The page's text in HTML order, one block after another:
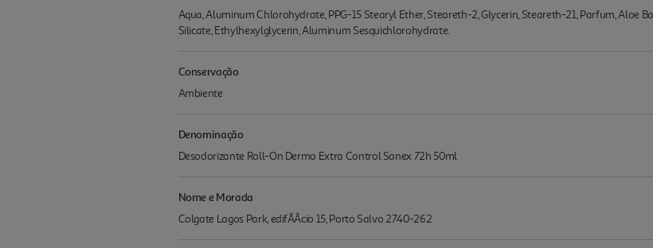
Aqua, Aluminum Chlorohydrate, PPG-15 Stearyl Ether, Steareth-2, Glycerin, Steareth-21, Parfum, Aloe
Silicate, Ethylhexylglycerin, Aluminum Sesquichlorohydrate.
Conservação
Ambiente
Denominação
Desodorizante Roll-On Dermo Extra Control Sanex 72h 50ml
Nome e Morada
Colgate Lagos Park, edifÃÂ­cio 15, Porto Salvo 2740-262